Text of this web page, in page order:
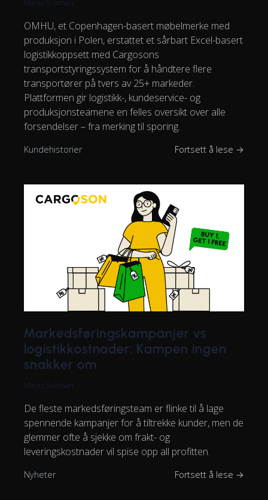
Marju Sokman
OMHU, et Copenhagen-basert møbelmerke med
produksjon i Polen, erstattet et sårbart Excel-basert
logistikkoppsett med Cargosons
transportstyringssystem for å håndtere flere
transportører på tvers av 25+ markeder.
Plattformen gir logistikk-, kundeservice- og
produksjonsteamene en felles oversikt over alle
forsendelser – fra merking til sporing.
Kundehistorier Fortsett å lese →
Markedsføringskampanjer vs
logistikkostnader: Kampen ingen
snakker om
Marju Sokman
De fleste markedsføringsteam er flinke til å lage
spennende kampanjer for å tiltrekke kunder, men de
glemmer ofte å sjekke om frakt- og
leveringskostnader vil spise opp all profitten.
Nyheter Fortsett å lese →